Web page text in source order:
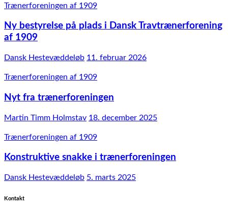
Trænerforeningen af 1909
Ny bestyrelse på plads i Dansk Travtrænerforening
af 1909
Dansk Hestevæddeløb 11. februar 2026
Trænerforeningen af 1909
Nyt fra trænerforeningen
Martin Timm Holmstav 18. december 2025
Trænerforeningen af 1909
Konstruktive snakke i trænerforeningen
Dansk Hestevæddeløb 5. marts 2025
Kontakt